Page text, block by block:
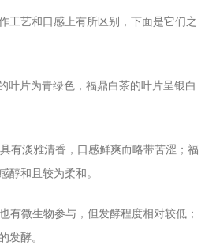
工艺和口感上有所区别，下面是它们之
叶片为青绿色，福鼎白茶的叶片呈银白
有淡雅清香，口感鲜爽而略带苦涩；福
醇和且较为柔和。
有微生物参与，但发酵程度相对较低；
发酵。